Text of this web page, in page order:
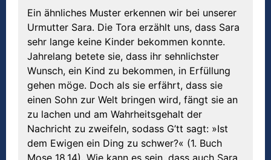
Ein ähnliches Muster erkennen wir bei unserer
Urmutter Sara. Die Tora erzählt uns, dass Sara
sehr lange keine Kinder bekommen konnte.
Jahrelang betete sie, dass ihr sehnlichster
Wunsch, ein Kind zu bekommen, in Erfüllung
gehen möge. Doch als sie erfährt, dass sie
einen Sohn zur Welt bringen wird, fängt sie an
zu lachen und am Wahrheitsgehalt der
Nachricht zu zweifeln, sodass G’tt sagt: »Ist
dem Ewigen ein Ding zu schwer?« (1. Buch
Mose 18,14). Wie kann es sein, dass auch Sara